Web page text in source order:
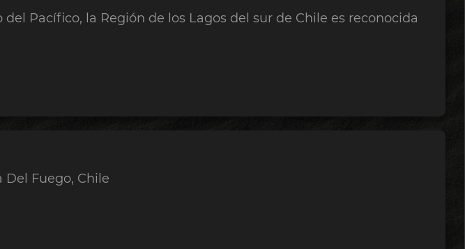
Pacífico, la Región de los Lagos del sur de Chile es reconocida
Del Fuego, Chile